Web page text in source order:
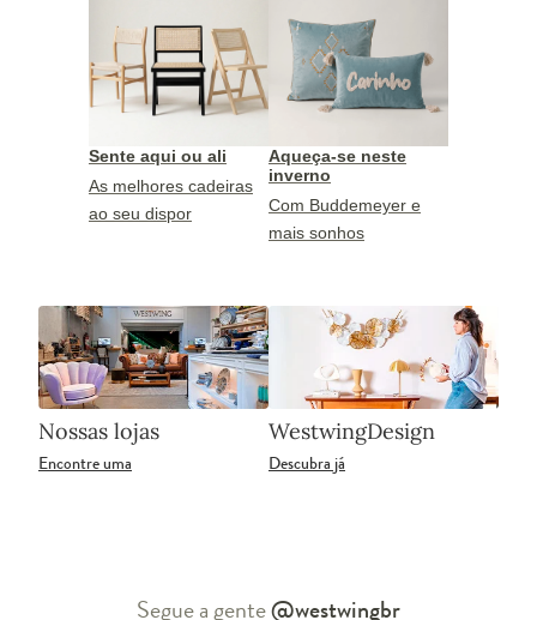
Sente aqui ou ali
As melhores cadeiras
ao seu dispor
Aqueça-se neste
inverno
Com Buddemeyer e
mais sonhos
Nossas lojas
Encontre uma
WestwingDesign
Descubra já
Segue a gente@westwingbr